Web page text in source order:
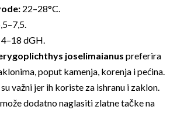
22–28°C.
4–18 dGH.
joselimaianus preferira
poput kamenja, korenja i pećina.
važni jer ih koriste za ishranu i zaklon.
dodatno naglasiti zlatne tačke na